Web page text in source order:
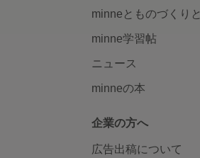
minneとものづくりと
minne学習帖
ニュース
minneの本
企業の方へ
広告出稿について